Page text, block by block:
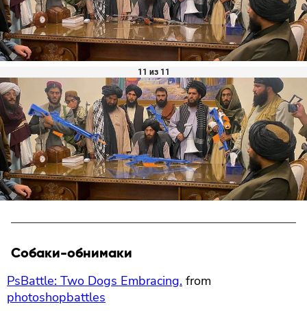
11 из 11
Собаки-обнимаки
PsBattle: Two Dogs Embracing. from
photoshopbattles